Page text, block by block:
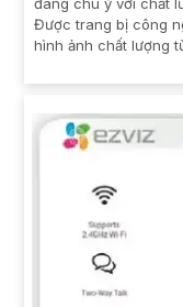
đáng chú ý với chất
Được trang bị công
hình ảnh chất lượng